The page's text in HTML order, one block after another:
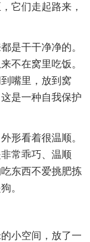
它们走起路来，
是干干净净的。
不在窝里吃饭。
嘴里，放到窝
是一种自我保护
形看着很温顺。
常乖巧、温顺
东西不爱挑肥拣
。
小空间，放了一